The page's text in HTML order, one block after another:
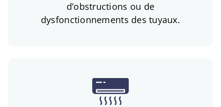
d’obstructions ou de
dysfonctionnements des tuyaux.